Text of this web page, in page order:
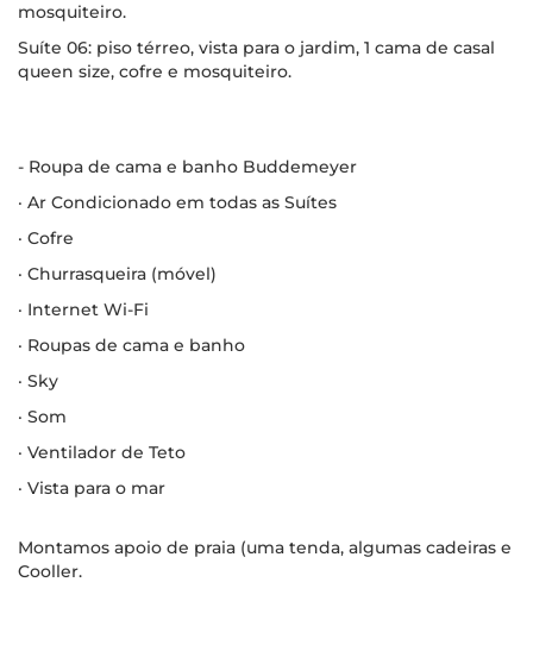
mosquiteiro.
Suíte 06: piso térreo, vista para o jardim, 1 cama de casal
queen size, cofre e mosquiteiro.
- Roupa de cama e banho Buddemeyer
· Ar Condicionado em todas as Suítes
· Cofre
· Churrasqueira (móvel)
· Internet Wi-Fi
· Roupas de cama e banho
· Sky
· Som
· Ventilador de Teto
· Vista para o mar
Montamos apoio de praia (uma tenda, algumas cadeiras e
Cooller.